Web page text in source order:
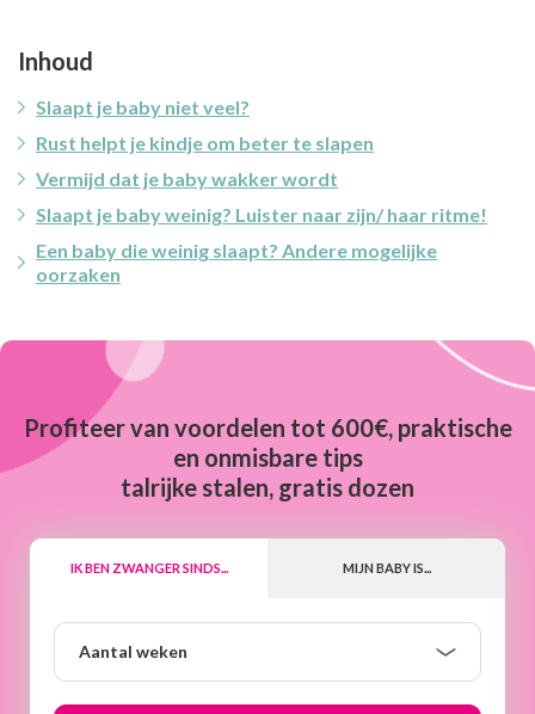
Inhoud
Slaapt je baby niet veel?
Rust helpt je kindje om beter te slapen
Vermijd dat je baby wakker wordt
Slaapt je baby weinig? Luister naar zijn/ haar ritme!
Een baby die weinig slaapt? Andere mogelijke
oorzaken
Profiteer van voordelen tot 600€, praktische
en onmisbare tips
talrijke stalen, gratis dozen
IK BEN ZWANGER SINDS... MIJN BABY IS...
Aantal weken